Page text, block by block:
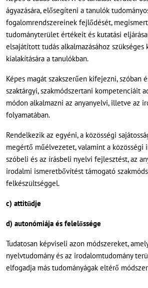
ágyazására, elősegíteni a tanulók
fogalomrendszereinek fejlődését,
tudományterület értékeit és kutatási
elsajátított tudás alkalmazásához szükséges
kialakítására a tanulókban.
Képes magát szakszerűen kifejezni, szóban
szaktárgyi, szakmódszertani kompetenciáit
módon alkalmazni az anyanyelvi, illetve az
folyamatában.
Rendelkezik az egyéni, a közösségi
megértő műélvezetet, valamint a közösségi
szóbeli és az írásbeli nyelvi fejlesztést, az
irodalmi ismeretbővítést támogató
felkészültséggel.
c) attitűdje
d) autonómiája és felelőssége
Tudatosan képviseli azon módszereket,
nyelvtudomány és az irodalomtudomány
elfogadja más tudományágak eltérő